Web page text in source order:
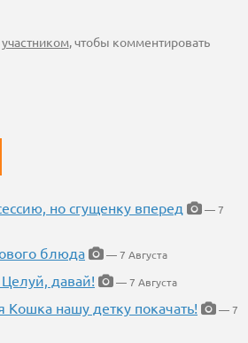
участником, чтобы комментировать
но сгущенку вперед
— 7
блюда
— 7 Августа
Целуй, давай!
— 7 Августа
Кошка нашу детку покачать!
— 7